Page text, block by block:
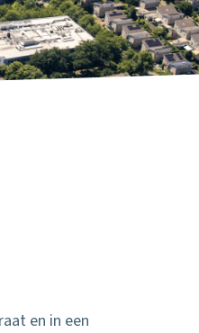
en in een